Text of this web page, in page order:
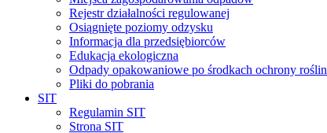
Rejestr działalności regulowanej
Osiągnięte poziomy odzysku
Informacja dla przedsiębiorców
Edukacja ekologiczna
Odpady opakowaniowe po środkach ochrony roślin
Pliki do pobrania
SIT
Regulamin SIT
Strona SIT